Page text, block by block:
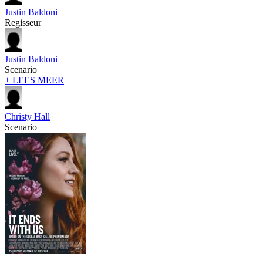
Justin Baldoni
Regisseur
Justin Baldoni
Scenario
+ LEES MEER
Christy Hall
Scenario